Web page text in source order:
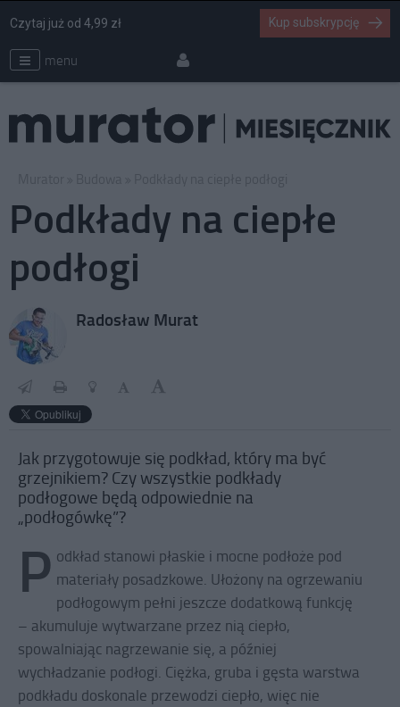
menu
Czytaj już od 4,99 zł Kup subskrypcję
Podkłady na ciepłe
podłogi
Radosław Murat
Jak przygotowuje się podkład, który ma być
grzejnikiem? Czy wszystkie podkłady
podłogowe będą odpowiednie na
„podłogówkę”?
P odkład stanowi płaskie i mocne podłoże pod
materiały posadzkowe. Ułożony na ogrzewaniu
podłogowym pełni jeszcze dodatkową funkcję
– akumuluje wytwarzane przez nią ciepło,
spowalniając nagrzewanie się, a później
wychładzanie podłogi. Ciężka, gruba i gęsta warstwa
podkładu doskonale przewodzi ciepło, więc nie